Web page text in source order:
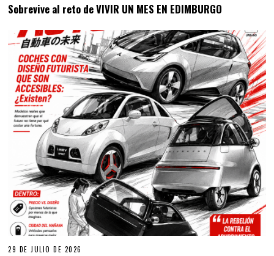
Sobrevive al reto de VIVIR UN MES EN EDIMBURGO
29 DE JULIO DE 2026